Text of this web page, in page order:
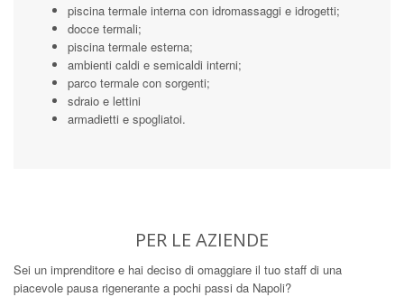
piscina termale interna con idromassaggi e idrogetti;
docce termali;
piscina termale esterna;
ambienti caldi e semicaldi interni;
parco termale con sorgenti;
sdraio e lettini
armadietti e spogliatoi.
PER LE AZIENDE
Sei un imprenditore e hai deciso di omaggiare il tuo staff di una
piacevole pausa rigenerante a pochi passi da Napoli?